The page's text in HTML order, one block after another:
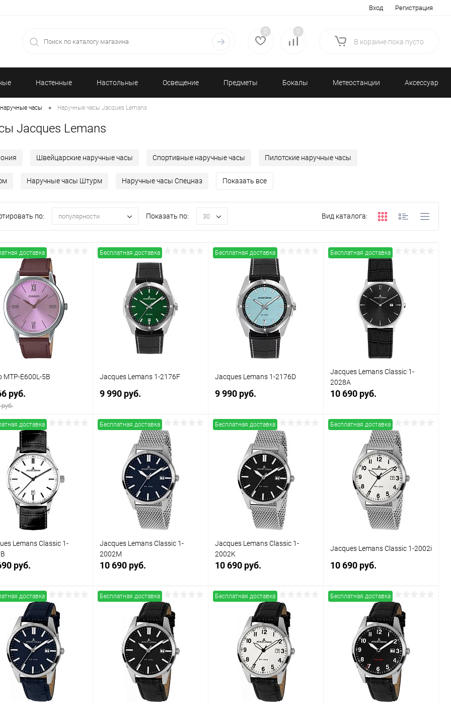
Вход Регистрация
0 0
В корзине пока пусто
Настенные Настольные Освещение Предметы Бокалы Метеостанции Аксессуары/
часы • Наручные часы Jacques Lemans
Jacques Lemans
Швейцарские наручные часы Спортивные наручные часы Пилотские наручные часы
Наручные часы Штурм Наручные часы Спецназ Показать все
по: популярности Показать по: 30 Вид каталога:
доставка
MTP-E600L-5B
руб.
В корзину
Купить в 1
Сравнение
В избранное В наличии
Бесплатная доставка
Jacques Lemans 1-2176F
9 990 руб.
В корзину
Купить в 1
Сравнение
В избранное В наличии
Бесплатная доставка
Jacques Lemans 1-2176D
9 990 руб.
В корзину
Купить в 1
Сравнение
В избранное В наличии
Бесплатная доставка
Jacques Lemans Classic 1-
2028A
10 690 руб.
В корзину
Купить в 1
Сравнение
В избранное В наличии
доставка
Lemans Classic 1-
руб.
В корзину
Купить в 1
Сравнение
В избранное В наличии
Бесплатная доставка
Jacques Lemans Classic 1-
2002M
10 690 руб.
В корзину
Купить в 1
Сравнение
В избранное В наличии
Бесплатная доставка
Jacques Lemans Classic 1-
2002K
10 690 руб.
В корзину
Купить в 1
Сравнение
В избранное В наличии
Бесплатная доставка
Jacques Lemans Classic 1-2002i
10 690 руб.
В корзину
Купить в 1
Сравнение
В избранное В наличии
доставка Бесплатная доставка Бесплатная доставка Бесплатная доставка